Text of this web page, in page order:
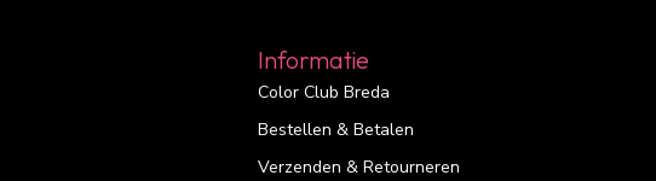
Informatie
Color Club Breda
Bestellen & Betalen
Verzenden & Retourneren